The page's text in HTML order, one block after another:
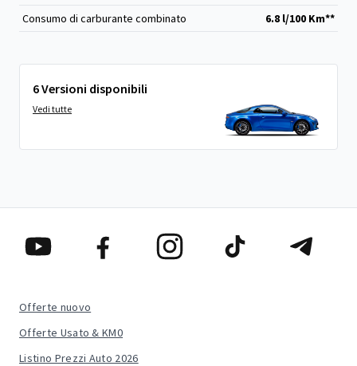
Consumo di carburante combinato
6.8 l/100 Km**
6 Versioni disponibili
Vedi tutte
Offerte nuovo
Offerte Usato & KM0
Listino Prezzi Auto 2026